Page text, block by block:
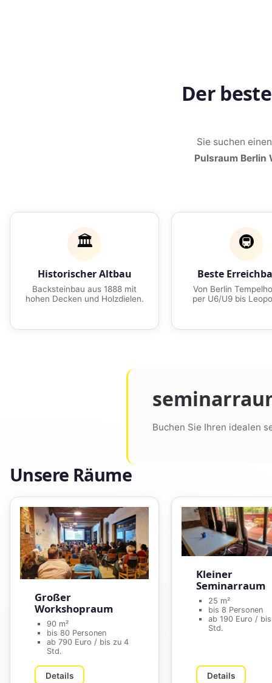
Der
Sie suchen
Pulsraum Berlin
🏛️
Historischer Altbau
Backsteinbau aus 1888 mit
hohen Decken und Holzdielen.
🚇
Beste
Von Berlin
per U6/U9 bis
Buchen Sie Ihren idealen
Unsere Räume
Großer
Workshopraum
90 m²
bis 80 Personen
ab 790 Euro / bis zu 4
Std.
Details
Kleiner
Seminarraum
25 m²
bis 8 Personen
ab 190 Euro /
Std.
Details